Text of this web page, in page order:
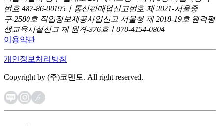
번호 487-86-00195ㅣ통신판매업신고번호 제 2021-서울중
구-2580호 직업정보제공사업신고 서울청 제 2018-19호 원격평
생교육시설신고 제 원격-376호ㅣ070-4154-0804
이용약관
개인정보처리방침
Copyright by (주)코멘토. All right reserved.